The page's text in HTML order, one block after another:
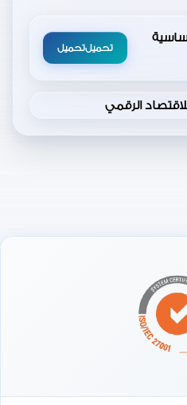
تحميلتحميل
الرقمي